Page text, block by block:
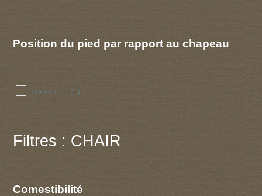
Position du pied par rapport au chapeau
centrale (1)
Filtres : CHAIR
Comestibilité